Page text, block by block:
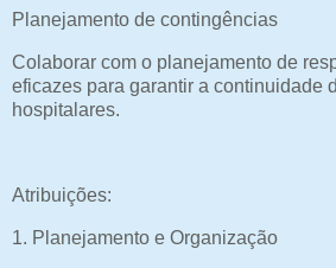
Planejamento de contingências
Colaborar com o planejamento de
eficazes para garantir a continuidade
hospitalares.
Atribuições:
1. Planejamento e Organização